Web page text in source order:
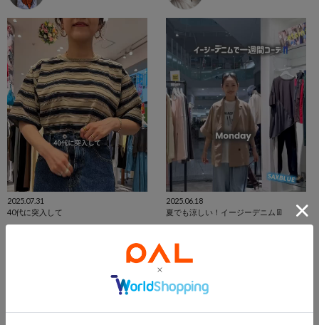
2025.07.31
40代に突入して
2025.06.18
夏でも涼しい！イージーデニム👖